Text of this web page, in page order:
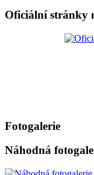
Oficiální stránky
Fotogalerie
Náhodná